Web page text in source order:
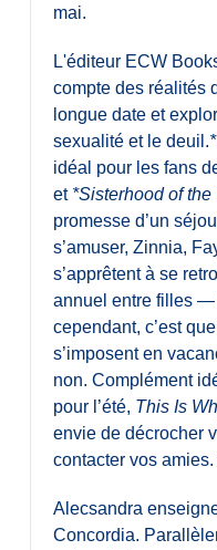
mai.
L'éditeur ECW
compte des réalités
longue date et
sexualité et le deuil.
idéal pour les fans
et *Sisterhood of
promesse d’un
s’amuser, Zinnia,
s’apprêtent à se
annuel entre filles —
cependant, c’est
s’imposent en
non. Complément
pour l’été, This Is
envie de décrocher
contacter vos amies.
Alecsandra
Concordia.